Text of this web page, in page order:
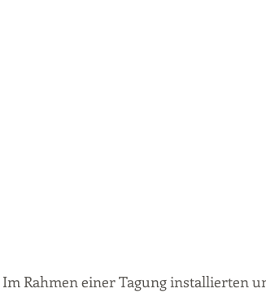
Im Rahmen einer Tagung installierten